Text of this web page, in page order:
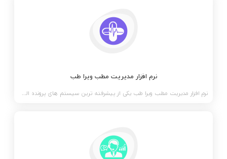
نرم افزار مدیریت مطب ویرا طب
نرم افزار مدیریت مطب ویرا طب یکی از پیشرفته ترین سیستم های پرونده الکترونیک بیماران است که تا کنون